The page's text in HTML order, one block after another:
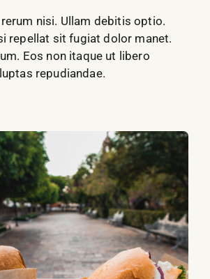
nisi. Ullam debitis optio.
repellat sit fugiat dolor manet.
Eos non itaque ut libero
repudiandae.